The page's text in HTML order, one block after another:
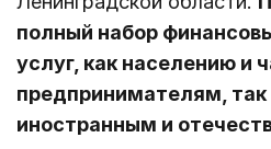
полный набор
услуг, как населению и
предпринимателям,
иностранным и